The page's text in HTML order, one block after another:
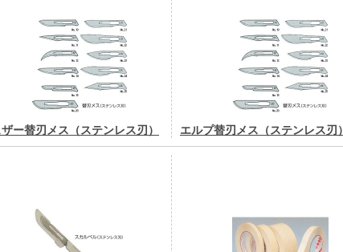
ー替刃メス（ステンレス刃） エルプ替刃メス（ステンレス刃）